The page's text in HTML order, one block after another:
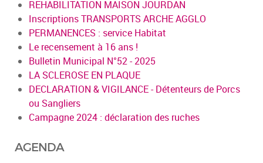
REHABILITATION MAISON JOURDAN
Inscriptions TRANSPORTS ARCHE AGGLO
PERMANENCES : service Habitat
Le recensement à 16 ans !
Bulletin Municipal N°52 - 2025
LA SCLEROSE EN PLAQUE
DECLARATION & VIGILANCE - Détenteurs de Porcs
ou Sangliers
Campagne 2024 : déclaration des ruches
AGENDA